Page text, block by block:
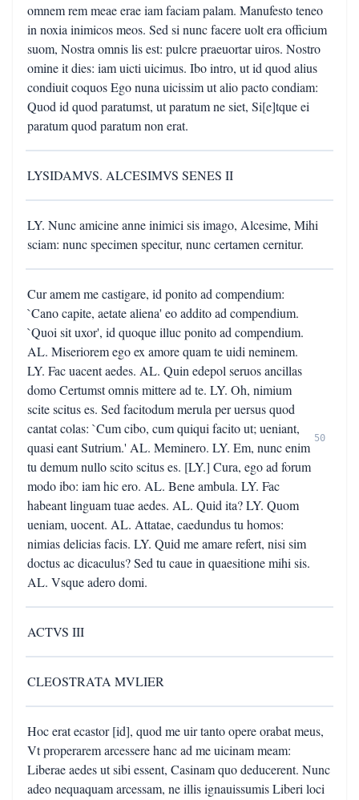
omnem rem meae erae iam faciam palam. Manufesto teneo
in noxia inimicos meos. Sed si nunc facere uolt era officium
suom, Nostra omnis lis est: pulcre praeuortar uiros. Nostro
omine it dies: iam uicti uicimus. Ibo intro, ut id quod alius
condiuit coquos Ego nuna uicissim ut alio pacto condiam:
Quod id quod paratumst, ut paratum ne siet, Si[e]tque ei
paratum quod paratum non erat.
LYSIDAMVS. ALCESIMVS SENES II
LY. Nunc amicine anne inimici sis imago, Alcesime, Mihi
sciam: nunc specimen specitur, nunc certamen cernitur.
Cur amem me castigare, id ponito ad compendium:
`Cano capite, aetate aliena' eo addito ad compendium.
`Quoi sit uxor', id quoque illuc ponito ad compendium.
AL. Miseriorem ego ex amore quam te uidi neminem.
LY. Fac uacent aedes. AL. Quin edepol seruos ancillas
domo Certumst omnis mittere ad te. LY. Oh, nimium
scite scitus es. Sed facitodum merula per uersus quod
cantat colas: `Cum cibo, cum quiqui facito ut; ueniant,
quasi eant Sutrium.' AL. Meminero. LY. Em, nunc enim
tu demum nullo scito scitus es. [LY.] Cura, ego ad forum
modo ibo: iam hic ero. AL. Bene ambula. LY. Fac
habeant linguam tuae aedes. AL. Quid ita? LY. Quom
ueniam, uocent. AL. Attatae, caedundus tu homos:
nimias delicias facis. LY. Quid me amare refert, nisi sim
doctus ac dicaculus? Sed tu caue in quaesitione mihi sis.
AL. Vsque adero domi.
50
ACTVS III
CLEOSTRATA MVLIER
Hoc erat ecastor [id], quod me uir tanto opere orabat meus,
Vt properarem arcessere hanc ad me uicinam meam:
Liberae aedes ut sibi essent, Casinam quo deducerent. Nunc
adeo nequaquam arcessam, ne illis ignauissumis Liberi loci